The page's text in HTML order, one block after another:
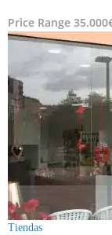
Price Range
Tiendas